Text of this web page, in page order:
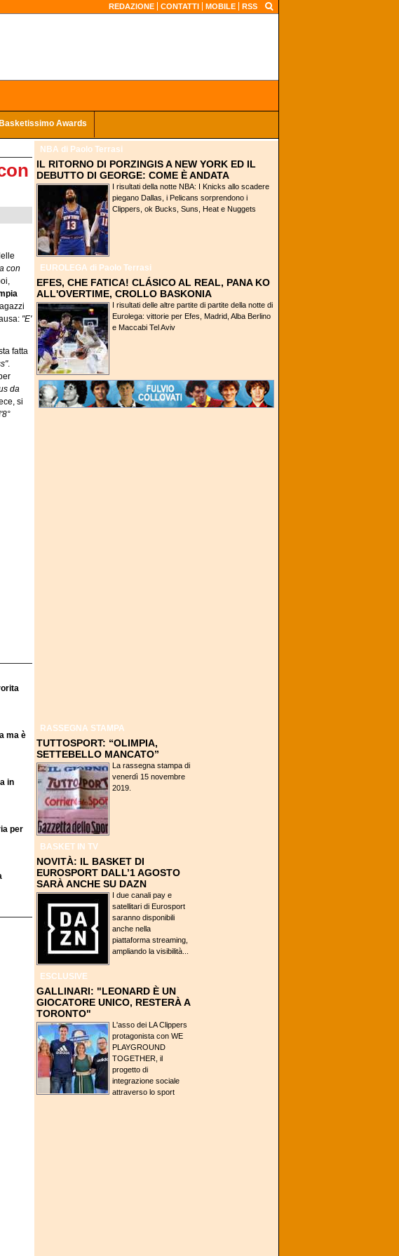
REDAZIONE CONTATTI MOBILE RSS
Basketissimo Awards
con
"E'
fatta
.
da
si
ma è
in
per
NBA di Paolo Terrasi
IL RITORNO DI PORZINGIS A NEW YORK ED IL
DEBUTTO DI GEORGE: COME È ANDATA
I risultati della notte NBA: I Knicks allo scadere
piegano Dallas, i Pelicans sorprendono i
Clippers, ok Bucks, Suns, Heat e Nuggets
EUROLEGA di Paolo Terrasi
EFES, CHE FATICA! CLÁSICO AL REAL, PANA KO
ALL'OVERTIME, CROLLO BASKONIA
I risultati delle altre partite di partite della notte di
Eurolega: vittorie per Efes, Madrid, Alba Berlino
e Maccabi Tel Aviv
RASSEGNA STAMPA
TUTTOSPORT: “OLIMPIA,
SETTEBELLO MANCATO”
La rassegna stampa di
venerdì 15 novembre
2019.
BASKET IN TV
NOVITÀ: IL BASKET DI
EUROSPORT DALL’1 AGOSTO
SARÀ ANCHE SU DAZN
I due canali pay e
satellitari di Eurosport
saranno disponibili
anche nella
piattaforma streaming,
ampliando la visibilità...
ESCLUSIVE
GALLINARI: "LEONARD È UN
GIOCATORE UNICO, RESTERÀ A
TORONTO"
L'asso dei LA Clippers
protagonista con WE
PLAYGROUND
TOGETHER, il
progetto di
integrazione sociale
attraverso lo sport